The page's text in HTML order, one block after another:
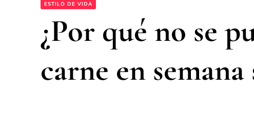
ESTILO DE VIDA
¿Por qué no se
carne en semana